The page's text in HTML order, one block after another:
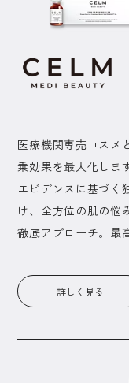
医療機関専売コスメ
乗効果を最大化します
エビデンスに基づく
け、全方位の肌の悩
徹底アプローチ。最
詳しく見る